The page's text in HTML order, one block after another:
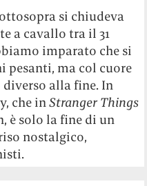
si chiudeva
a cavallo tra il 31
imparato che si
pesanti, ma col cuore
alla fine. In
che inStranger Things
è solo la fine di un
nostalgico,